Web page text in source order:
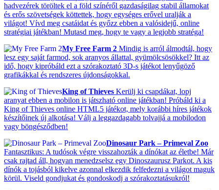
hadvezérek töröltek el a föld színéről gazdaságilag stabil államokat
és erős szövetségek köttettek, hogy egységes erővel uralják a
világot! Vívd meg csatáidat és győzz ebben a valósidejű, online
stratégiai játékban! Mutasd meg, hogy te vagy a legjobb stratéga!
My Free Farm 2 Mindig is arról álmodtál, hogy
lesz egy saját farmod, sok aranyos állattal, gyümölcsösökkel? Itt az
idő, hogy kipróbáld ezt a szórakoztató 3D-s játékot lenyűgöző
grafikákkal és rendszeres újdonságokkal.
King of Thieves Kerülj ki csapdákat, lopj
aranyat ebben a mobilon is játszható online játékban! Próbáld ki a
King of Thieves online HTML5 játékot, mely korábbi híres játékok
készítőinek új alkotása! Válj a leggazdagabb tolvajjá a mobilodon
vagy böngésződben!
Dinosaur Park – Primeval Zoo
Fantasztikus: A tudósok végre visszahozták a dínókat az életbe! Már
csak rajtad áll, hogyan menedzselsz egy Dinoszaurusz Parkot. A kis
dínók a tojásból kikelve azonnal elkezdik felfedezni a világot maguk
körül. Viseld gondjukat és gondoskodj a szórakoztatásukról!